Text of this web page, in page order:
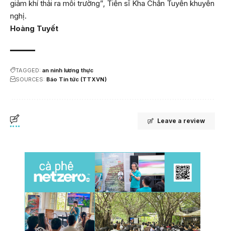
giảm khí thải ra môi trường”, Tiến sĩ Kha Chấn Tuyền khuyến
nghị.
Hoàng Tuyết
TAGGED: an ninh lương thực
SOURCES: Báo Tin tức (TTXVN)
Leave a review